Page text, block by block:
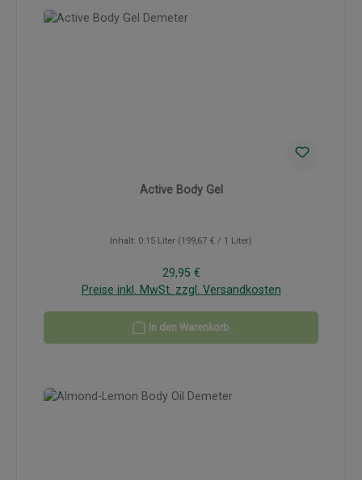
Active Body Gel
Inhalt: 0.15 Liter (199,67 € / 1 Liter)
Regulärer Preis:
29,95 €
Preise inkl. MwSt. zzgl. Versandkosten
In den Warenkorb